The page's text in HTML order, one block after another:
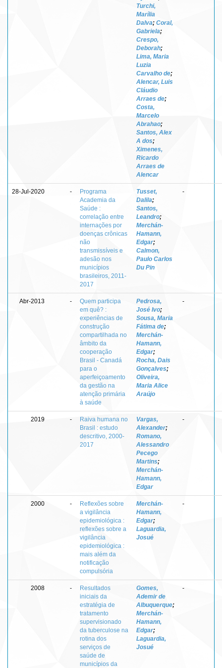
Turchi,
Marília
Dalva; Coral,
Gabriela;
Crespo,
Deborah;
Lima, Maria
Luzia
Carvalho de;
Alencar, Luis
Cláudio
Arraes de;
Costa,
Marcelo
Abrahao;
Santos, Alex
A dos;
Ximenes,
Ricardo
Arraes de
Alencar
28-Jul-2020 -
Programa
Academia da
Saúde :
correlação entre
internações por
doenças crônicas
não
transmissíveis e
adesão nos
municípios
brasileiros, 2011-
2017
Tusset,
Dalila;
Santos,
Leandro;
Merchán-
Hamann,
Edgar;
Calmon,
Paulo Carlos
Du Pin
-
Abr-2013 -
Quem participa
em quê? :
experiências de
construção
compartilhada no
âmbito da
cooperação
Brasil - Canadá
para o
aperfeiçoamento
da gestão na
atenção primária
à saúde
Pedrosa,
José Ivo;
Sousa, Maria
Fátima de;
Merchán-
Hamann,
Edgar;
Rocha, Dais
Gonçalves;
Oliveira,
Maria Alice
Araújo
-
2019 -
Raiva humana no
Brasil : estudo
descritivo, 2000-
2017
Vargas,
Alexander;
Romano,
Alessandro
Pecego
Martins;
Merchán-
Hamann,
Edgar
-
2000 -
Reflexões sobre
a vigilância
epidemiológica :
reflexões sobre a
vigilância
epidemiológica :
mais além da
notificação
compulsória
Merchán-
Hamann,
Edgar;
Laguardia,
Josué
-
2008 -
Resultados
iniciais da
estratégia de
tratamento
supervisionado
da tuberculose na
rotina dos
serviços de
saúde de
municípios da
Gomes,
Ademir de
Albuquerque;
Merchán-
Hamann,
Edgar;
Laguardia,
Josué
-